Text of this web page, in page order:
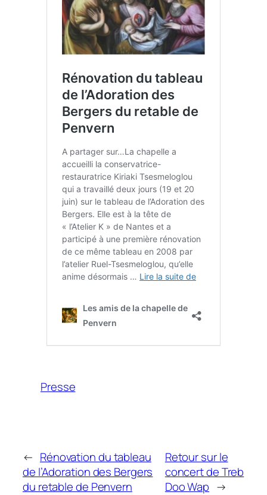
Presse
← Rénovation du tableau
de l’Adoration des Bergers
du retable de Penvern
Retour sur le
concert de Treb
Doo Wap →